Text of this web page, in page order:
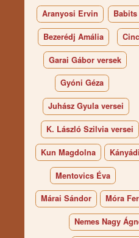
Aranyosi Ervin
Bezerédj Amália
Garai Gábor versek
Gyóni Géza
Juhász Gyula versei
K. László Szilvia versei
Kun Magdolna
Mentovics Éva
Márai Sándor Móra
Nemes Nagy